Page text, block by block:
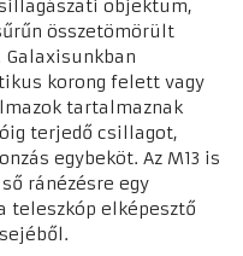
objektum,
összetömörült
korong felett vagy
tartalmaznak
terjedő csillagot,
egybeköt. Az M13 is
ránézésre egy
teleszkóp elképesztő